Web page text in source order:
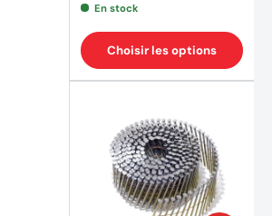
En stock
Choisir les options